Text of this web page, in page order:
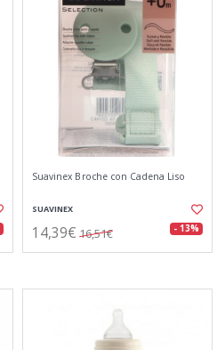
Suavinex Broche con Cadena Liso
SUAVINEX
14,39€ 16,51€ - 13%